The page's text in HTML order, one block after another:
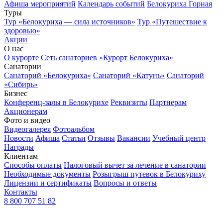
Афиша мероприятий Календарь событий Белокуриха Горная
Туры
Тур «Белокуриха — сила источников» Тур «Путешествие к
здоровью»
Акции
О нас
О курорте Сеть санаториев «Курорт Белокуриха»
Санатории
Санаторий «Белокуриха» Санаторий «Катунь» Санаторий
«Сибирь»
Бизнес
Конференц-залы в Белокурихе Реквизиты Партнерам
Акционерам
Фото и видео
Видеогалерея Фотоальбом
Новости Афиша Статьи Отзывы Вакансии Учебный центр
Награды
Клиентам
Способы оплаты Налоговый вычет за лечение в санатории
Необходимые документы Розыгрыш путевок в Белокуриху
Лицензии и сертификаты Вопросы и ответы
Контакты
8 800 707 51 82